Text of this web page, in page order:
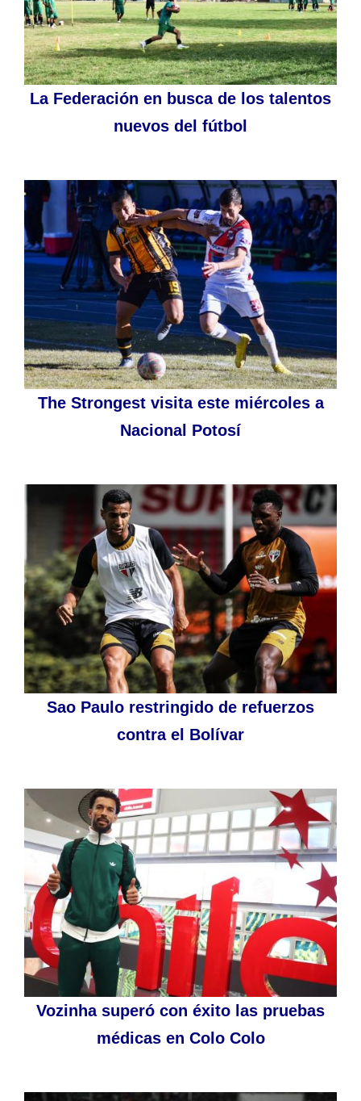
La Federación en busca de los talentos
nuevos del fútbol
The Strongest visita este miércoles a
Nacional Potosí
Sao Paulo restringido de refuerzos
contra el Bolívar
Vozinha superó con éxito las pruebas
médicas en Colo Colo